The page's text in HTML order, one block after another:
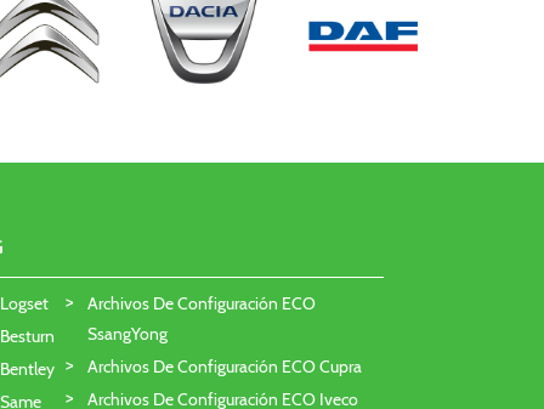
Archivos De Configuración ECO
SsangYong
Archivos De Configuración ECO Cupra
Archivos De Configuración ECO Iveco